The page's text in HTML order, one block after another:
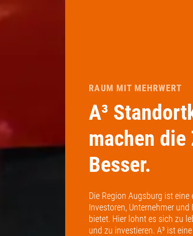
RAUM MIT MEHRWERT
A³
machen
Besser.
Die Region Augsburg ist
Investoren, Unternehmer
bietet. Hier lohnt es sich zu
und zu investieren. A³ ist